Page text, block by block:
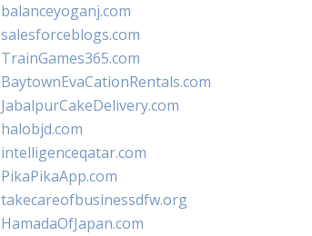
balanceyoganj.com
salesforceblogs.com
TrainGames365.com
BaytownEvaCationRentals.com
JabalpurCakeDelivery.com
halobjd.com
intelligenceqatar.com
PikaPikaApp.com
takecareofbusinessdfw.org
HamadaOfJapan.com